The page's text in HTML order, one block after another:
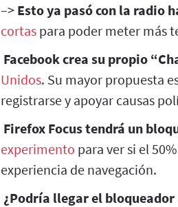
–> Esto ya pasó con la radio
cortas para poder meter más
Facebook crea su propio
Unidos. Su mayor propuesta
registrarse y apoyar causas
Firefox Focus tendrá un
experimento para ver si el
experiencia de navegación.
¿Podría llegar el